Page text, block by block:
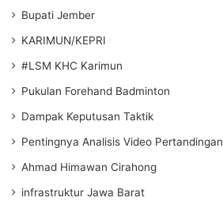
Bupati Jember
KARIMUN/KEPRI
#LSM KHC Karimun
Pukulan Forehand Badminton
Dampak Keputusan Taktik
Pentingnya Analisis Video Pertandingan
Ahmad Himawan Cirahong
infrastruktur Jawa Barat